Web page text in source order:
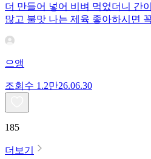
더 만들어 넣어 비벼 먹었더니 간
많고 불맛 나는 제육 좋아하시면
으앵
조회수 1.2만26.06.30
185
더보기